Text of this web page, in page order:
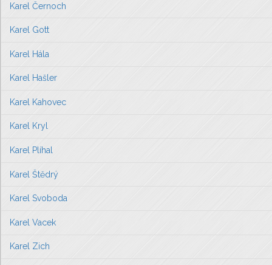
Karel Černoch
Karel Gott
Karel Hála
Karel Hašler
Karel Kahovec
Karel Kryl
Karel Plíhal
Karel Štědrý
Karel Svoboda
Karel Vacek
Karel Zich